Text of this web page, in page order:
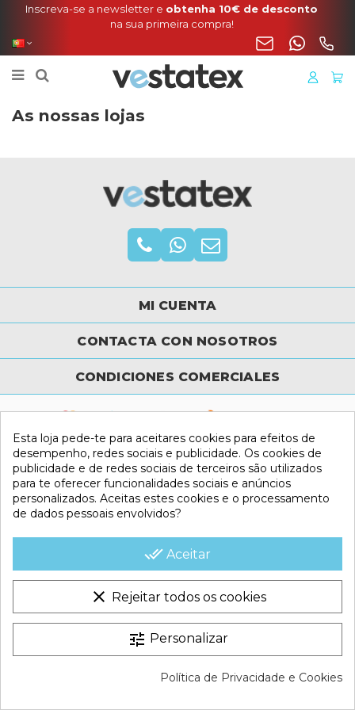
Inscreva-se a newsletter e obtenha 10€ de desconto
na sua primeira compra!
As nossas lojas
MI CUENTA
CONTACTA CON NOSOTROS
CONDICIONES COMERCIALES
VESTATEX © 2026 | Aviso legal | Termos e Condições |
Política de Cookies |Política de Privacidade | Mapa do site
Esta loja pede-te para aceitares cookies para efeitos de
desempenho, redes sociais e publicidade. Os cookies de
publicidade e de redes sociais de terceiros são utilizados
para te oferecer funcionalidades sociais e anúncios
personalizados. Aceitas estes cookies e o processamento
de dados pessoais envolvidos?
done_all Aceitar
clear Rejeitar todos os cookies
tune Personalizar
Política de Privacidade e Cookies